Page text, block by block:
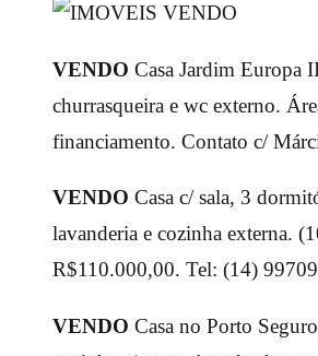
VENDO Casa Jardim Europa
churrasqueira e wc externo.
financiamento. Contato c/
VENDO Casa c/ sala, 3
lavanderia e cozinha externa.
R$110.000,00. Tel: (14)
VENDO Casa no Porto